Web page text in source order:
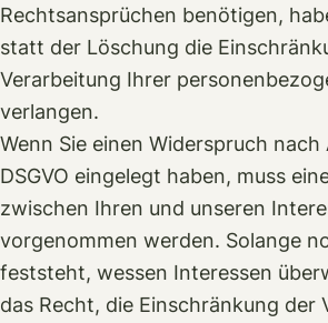
Rechtsansprüchen benötigen,
statt der Löschung die
Verarbeitung Ihrer
verlangen.
Wenn Sie einen Widerspruch nach
DSGVO eingelegt haben, muss
zwischen Ihren und unseren
vorgenommen werden. Solange
feststeht, wessen Interessen
das Recht, die Einschränkung der